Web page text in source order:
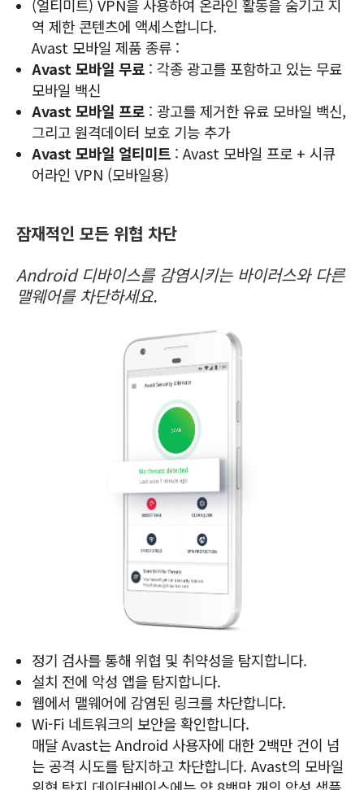
(얼티미트) VPN을 사용하여 온라인 활동을 숨기고 지
역 제한 콘텐츠에 액세스합니다.
Avast 모바일 제품 종류 :
Avast 모바일 무료 : 각종 광고를 포함하고 있는 무료
모바일 백신
Avast 모바일 프로 : 광고를 제거한 유료 모바일 백신,
그리고 원격데이터 보호 기능 추가
Avast 모바일 얼티미트 : Avast 모바일 프로 + 시큐
어라인 VPN (모바일용)
잠재적인 모든 위협 차단
Android 디바이스를 감염시키는 바이러스와 다른
맬웨어를 차단하세요.
정기 검사를 통해 위협 및 취약성을 탐지합니다.
설치 전에 악성 앱을 탐지합니다.
웹에서 맬웨어에 감염된 링크를 차단합니다.
Wi-Fi 네트워크의 보안을 확인합니다.
매달 Avast는 Android 사용자에 대한 2백만 건이 넘
는 공격 시도를 탐지하고 차단합니다. Avast의 모바일